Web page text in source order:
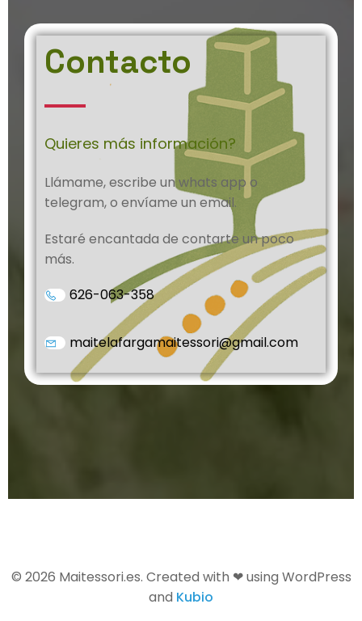
Contacto
Quieres más información?
Llámame, escribe un whats app o
telegram, o envíame un email.
Estaré encantada de contarte un poco
más.
626-063-358
maitelafargamaitessori@gmail.com
© 2026 Maitessori.es. Created with ❤ using WordPress
and Kubio